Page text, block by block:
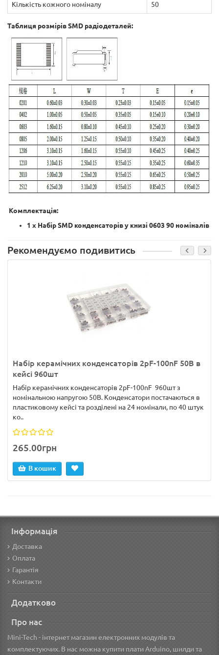
Кількість кожного номіналу 50
Таблиця розмірів SMD радіодеталей:
Комплектація:
1 х Набір SMD конденсаторів у книзі 0603 90 номіналів
Рекомендуємо подивитись
Набір керамічних конденсаторів 2pF-100nF 50В в
кейсі 960шт
Набір керамічних конденсаторів 2pF-100nF 960шт з
номінальною напругою 50В. Конденсатори постачаються в
пластиковому кейсі та розділені на 24 номінали, по 40 штук
ко..
265.00грн
В кошик
Інформація
Доставка
Оплата
Гарантія
Контакти
Додатково
Про нас
Mini-Tech - інтернет магазин електронних модулів та
комплектуючих. В нас можна купити плати Arduino, шилди та